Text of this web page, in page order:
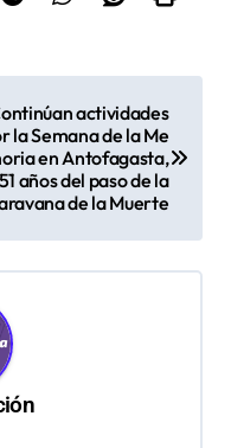
actividades
la Semana de la Me
en Antofagasta,
años del paso de la
de la Muerte